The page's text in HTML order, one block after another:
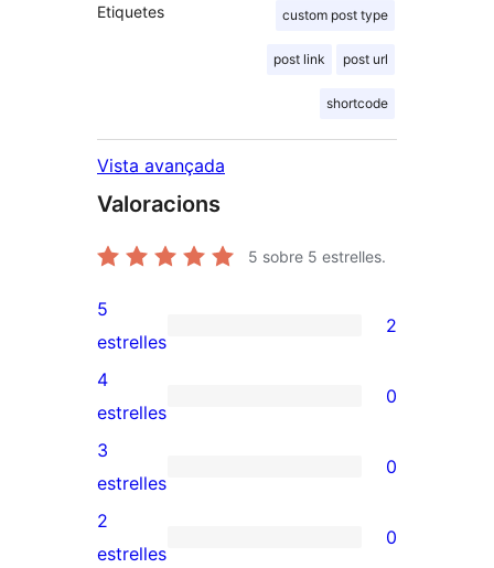
Etiquetes custom post type
post link post url
shortcode
Vista avançada
Valoracions
5 sobre 5 estrelles.
2
valoracions
de
5
estrelles
5
estrelles
2
0
valoracions
de
4
estrelles
4
estrelles
0
0
valoracions
de
3
estrelles
0
0
2
estrelles
0